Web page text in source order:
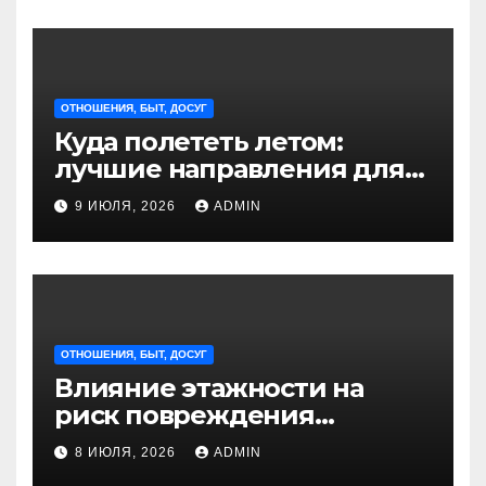
ОТНОШЕНИЯ, БЫТ, ДОСУГ
Куда полететь летом:
лучшие направления для
отдыха из Санкт-
Петербурга
9 ИЮЛЯ, 2026 ADMIN
ОТНОШЕНИЯ, БЫТ, ДОСУГ
Влияние этажности на
риск повреждения
недвижимости
8 ИЮЛЯ, 2026 ADMIN